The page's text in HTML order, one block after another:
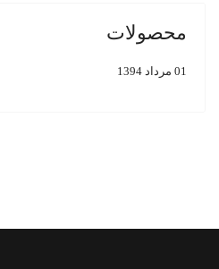
محصولات
01 مرداد 1394